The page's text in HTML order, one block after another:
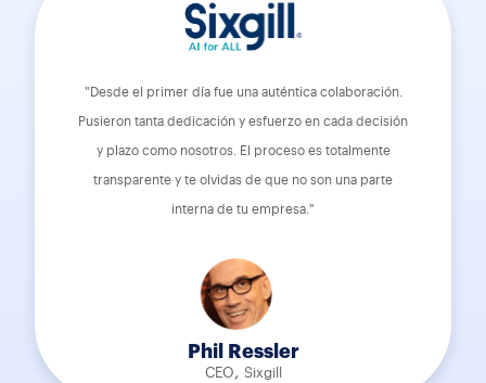
Phil Ressler
CEO , Sixgill
"Desde el primer día fue una auténtica colaboración.
Pusieron tanta dedicación y esfuerzo en cada decisión
y plazo como nosotros. El proceso es totalmente
transparente y te olvidas de que no son una parte
interna de tu empresa."